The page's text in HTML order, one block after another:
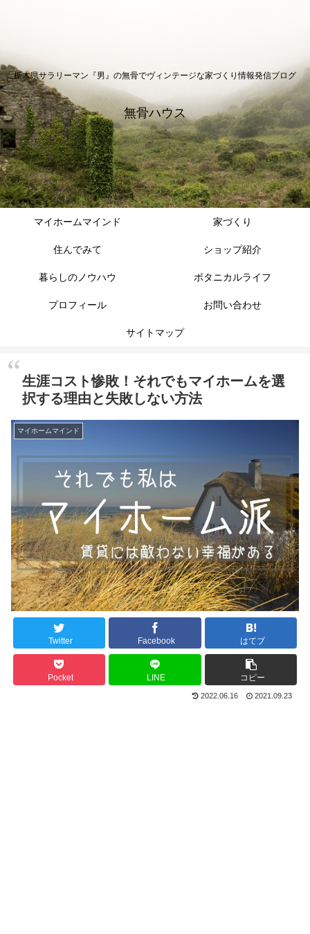
栃木県サラリーマン『男』の無骨でヴィンテージな家づくり情報発信ブログ
無骨ハウス
マイホームマインド 家づくり
住んでみて ショップ紹介
暮らしのノウハウ ボタニカルライフ
プロフィール お問い合わせ
サイトマップ
生涯コスト惨敗！それでもマイホームを選
択する理由と失敗しない方法
マイホームマインド
Twitter Facebook はてブ
Pocket LINE コピー
2022.06.16 2021.09.23